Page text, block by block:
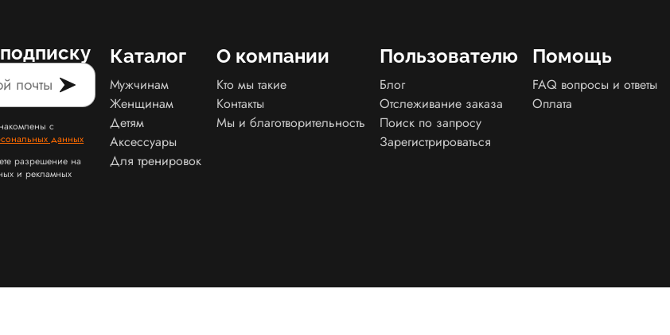
с
данных
разрешение на
и рекламных
Каталог
Мужчинам
Женщинам
Детям
Аксессуары
Для тренировок
О компании
Кто мы такие
Контакты
Мы и благотворительность
Пользователю
Блог
Отслеживание заказа
Поиск по запросу
Зарегистрироваться
Помощь
FAQ вопросы и ответы
Оплата